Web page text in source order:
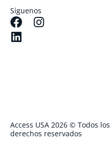
Síguenos
Access USA 2026 © Todos los
derechos reservados